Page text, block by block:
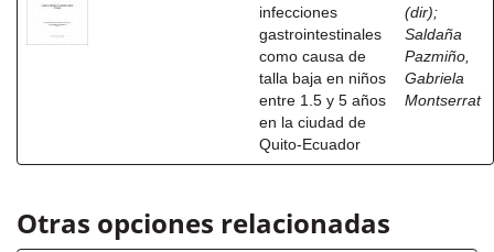
infecciones
gastrointestinales
como causa de
talla baja en niños
entre 1.5 y 5 años
en la ciudad de
Quito-Ecuador
(dir);
Saldaña
Pazmiño,
Gabriela
Montserrat
Otras opciones relacionadas